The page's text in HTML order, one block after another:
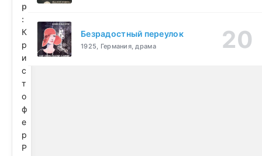
р
:
К
р
и
с
т
о
ф
е
р
Р
Безрадостный переулок
1925, Германия, драма